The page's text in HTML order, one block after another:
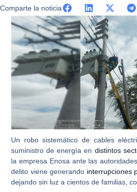
Comparte la noticia
Un robo sistemático de cables
suministro de energía en distintos
la empresa Enosa ante las
delito viene generando interrupciones
dejando sin luz a cientos de familias,